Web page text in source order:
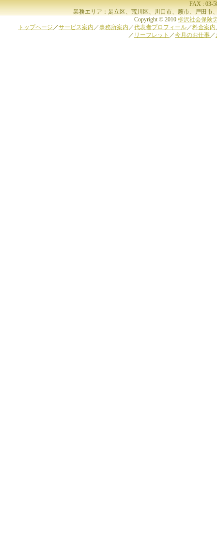
FAX : 03-
業務エリア：足立区、荒川区、川口市、蕨市、戸田市
Copyright © 2010 柳沢社会保険
トップページ ／サービス案内 ／事務所案内 ／代表者プロフィール／料金案内
／ リーフレット ／今月のお仕事／